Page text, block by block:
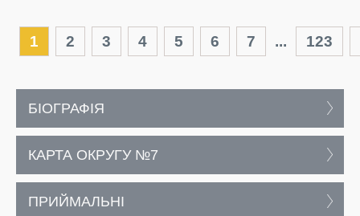
1 2 3 4 5 6 7 ... 123
БІОГРАФІЯ
КАРТА ОКРУГУ №7
ПРИЙМАЛЬНІ